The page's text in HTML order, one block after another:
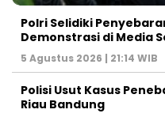
Polri Selidiki
Demonstrasi di Media
5 Agustus 2026 | 21:14 WIB
Polisi Usut Kasus
Riau Bandung